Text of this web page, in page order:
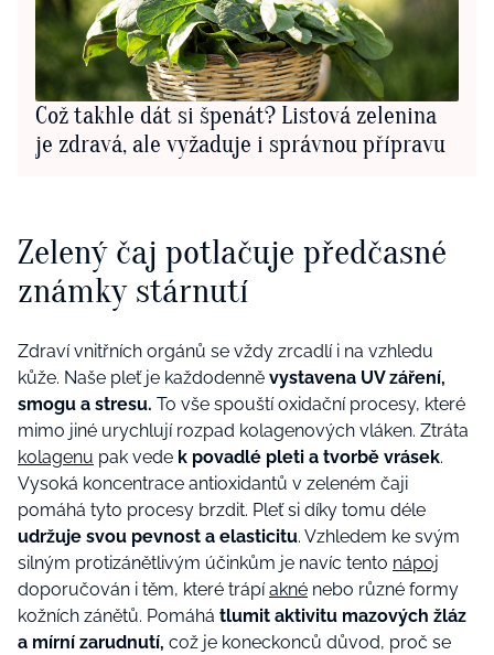
Což takhle dát si špenát? Listová zelenina
je zdravá, ale vyžaduje i správnou přípravu
Zelený čaj potlačuje předčasné
známky stárnutí
Zdraví vnitřních orgánů se vždy zrcadlí i na vzhledu
kůže. Naše pleť je každodenně vystavena UV záření,
smogu a stresu. To vše spouští oxidační procesy, které
mimo jiné urychlují rozpad kolagenových vláken. Ztráta
kolagenu pak vede k povadlé pleti a tvorbě vrásek.
Vysoká koncentrace antioxidantů v zeleném čaji
pomáhá tyto procesy brzdit. Pleť si díky tomu déle
udržuje svou pevnost a elasticitu. Vzhledem ke svým
silným protizánětlivým účinkům je navíc tento nápoj
doporučován i těm, které trápíakné nebo různé formy
kožních zánětů. Pomáhá tlumit aktivitu mazových žláz
a mírní zarudnutí, což je koneckonců důvod, proč se